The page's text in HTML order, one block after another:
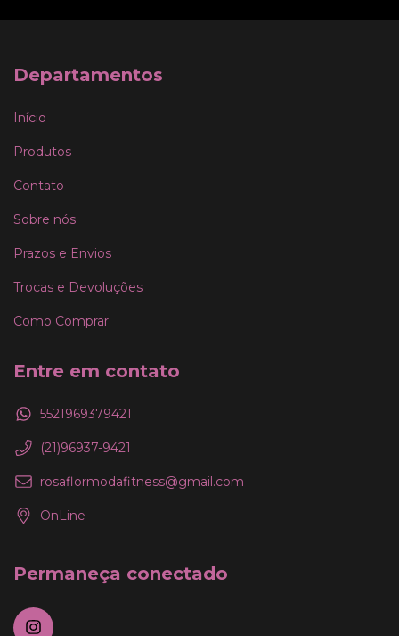
Departamentos
Início
Produtos
Contato
Sobre nós
Prazos e Envios
Trocas e Devoluções
Como Comprar
Entre em contato
5521969379421
(21)96937-9421
rosaflormodafitness@gmail.com
OnLine
Permaneça conectado